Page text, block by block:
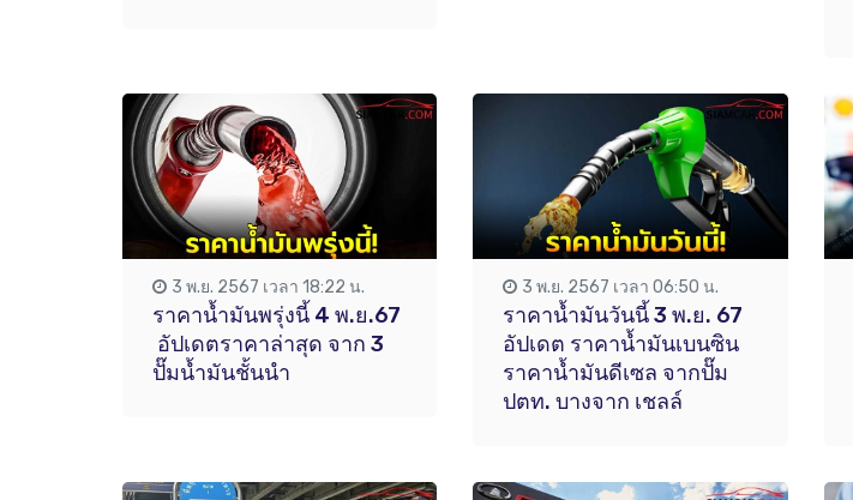
3 พ.ย. 2567 เวลา 18:22 น.
ราคาน้ำมันพรุ่งนี้ 4 พ.ย.67
อัปเดตราคาล่าสุด จาก 3
ปั๊มน้ำมันชั้นนำ
3 พ.ย. 2567 เวลา 06:50 น.
ราคาน้ำมันวันนี้ 3 พ.ย. 67
อัปเดต ราคาน้ำมันเบนซิน
ราคาน้ำมันดีเซล จากปั๊ม
ปตท. บางจาก เชลล์